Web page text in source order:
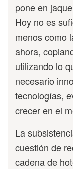
pone en
Hoy no es
menos como
ahora,
utilizando lo
necesario
tecnologías,
crecer en el
La
cuestión de
cadena de